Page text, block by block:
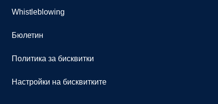
Whistleblowing
Бюлетин
Политика за бисквитки
Настройки на бисквитките